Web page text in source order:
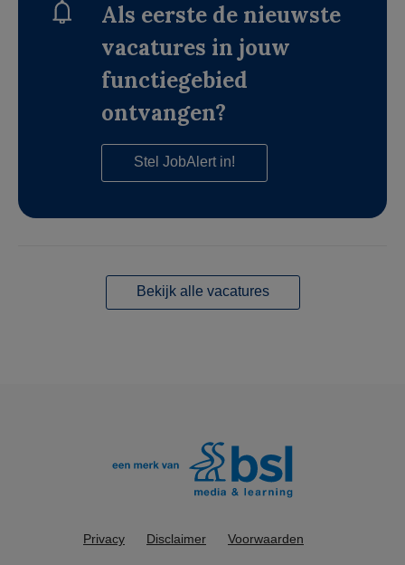
Als eerste de nieuwste
vacatures in jouw
functiegebied
ontvangen?
Stel JobAlert in!
Bekijk alle vacatures
Privacy Disclaimer Voorwaarden